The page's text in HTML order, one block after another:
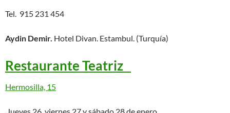
Tel. 915 231 454
Aydin Demir. Hotel Divan. Estambul. (Turquía)
Restaurante Teatriz
Hermosilla, 15